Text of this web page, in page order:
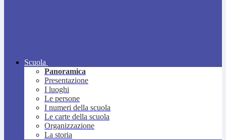
Scuola
Panoramica
Presentazione
I luoghi
Le persone
I numeri della scuola
Le carte della scuola
Organizzazione
La storia